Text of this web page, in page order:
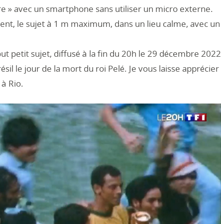
» avec un smartphone sans utiliser un micro externe.
le sujet à 1 m maximum, dans un lieu calme, avec un
petit sujet, diffusé à la fin du 20h le 29 décembre 2022
le jour de la mort du roi Pelé. Je vous laisse apprécier
Rio.